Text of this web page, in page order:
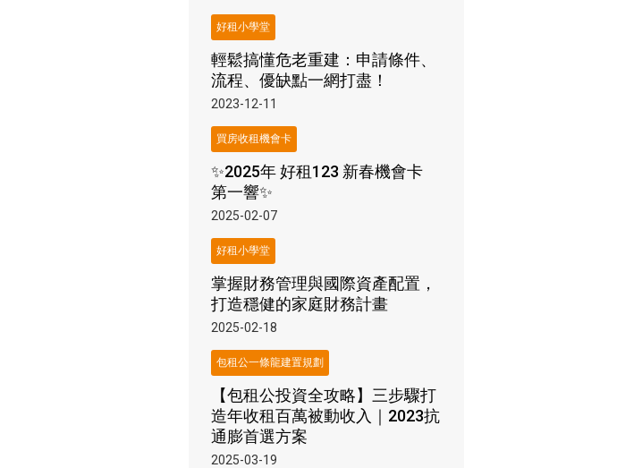
好租小學堂
輕鬆搞懂危老重建：申請條件、
流程、優缺點一網打盡！
2023-12-11
買房收租機會卡
✨2025年 好租123 新春機會卡
第一響✨
2025-02-07
好租小學堂
掌握財務管理與國際資產配置，
打造穩健的家庭財務計畫
2025-02-18
包租公一條龍建置規劃
【包租公投資全攻略】三步驟打
造年收租百萬被動收入｜2023抗
通膨首選方案
2025-03-19